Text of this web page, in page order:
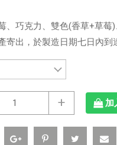
、巧克力、雙色(香草+草莓
寄出，於製造日期七日內到
+ 加